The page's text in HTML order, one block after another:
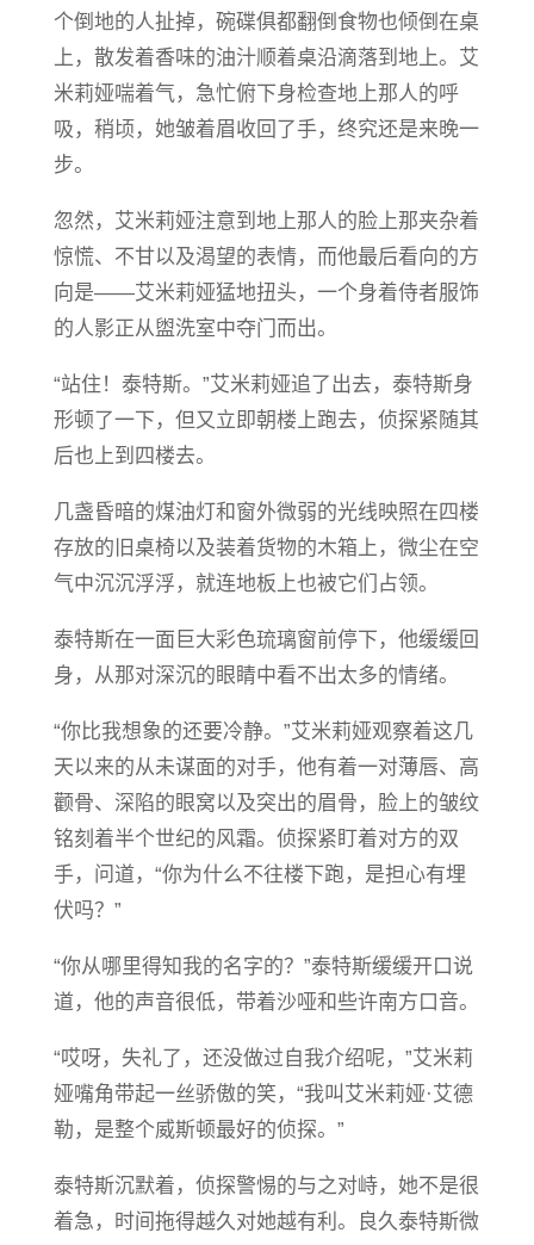
个倒地的人扯掉，碗碟俱都翻倒食物也倾倒在桌
上，散发着香味的油汁顺着桌沿滴落到地上。艾
米莉娅喘着气，急忙俯下身检查地上那人的呼
吸，稍顷，她皱着眉收回了手，终究还是来晚一
步。
忽然，艾米莉娅注意到地上那人的脸上那夹杂着
惊慌、不甘以及渴望的表情，而他最后看向的方
向是——艾米莉娅猛地扭头，一个身着侍者服饰
的人影正从盥洗室中夺门而出。
“站住！泰特斯。”艾米莉娅追了出去，泰特斯身
形顿了一下，但又立即朝楼上跑去，侦探紧随其
后也上到四楼去。
几盏昏暗的煤油灯和窗外微弱的光线映照在四楼
存放的旧桌椅以及装着货物的木箱上，微尘在空
气中沉沉浮浮，就连地板上也被它们占领。
泰特斯在一面巨大彩色琉璃窗前停下，他缓缓回
身，从那对深沉的眼睛中看不出太多的情绪。
“你比我想象的还要冷静。”艾米莉娅观察着这几
天以来的从未谋面的对手，他有着一对薄唇、高
颧骨、深陷的眼窝以及突出的眉骨，脸上的皱纹
铭刻着半个世纪的风霜。侦探紧盯着对方的双
手，问道，“你为什么不往楼下跑，是担心有埋
伏吗？”
“你从哪里得知我的名字的？”泰特斯缓缓开口说
道，他的声音很低，带着沙哑和些许南方口音。
“哎呀，失礼了，还没做过自我介绍呢，”艾米莉
娅嘴角带起一丝骄傲的笑，“我叫艾米莉娅·艾德
勒，是整个威斯顿最好的侦探。”
泰特斯沉默着，侦探警惕的与之对峙，她不是很
着急，时间拖得越久对她越有利。良久泰特斯微